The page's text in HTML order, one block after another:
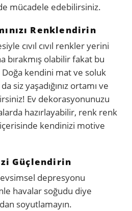
mücadele edebilirsiniz.
Renklendirin
cıvıl cıvıl renkler yerini
bırakmış olabilir fakat bu
kendini mat ve soluk
siz yaşadığınız ortamı ve
Ev dekorasyonunuzu
hazırlayabilir, renk renk
kendinizi motive
Güçlendirin
depresyonu
havalar soğudu diye
soyutlamayın.